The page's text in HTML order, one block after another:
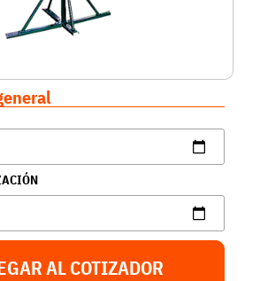
AL COTIZADOR